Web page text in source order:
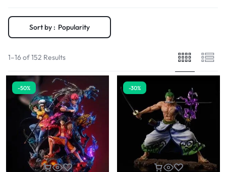
Sort by : Popularity
1–16 of 152 Results
-50% -30%